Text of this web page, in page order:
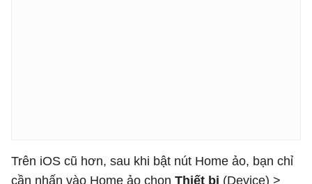
Trên iOS cũ hơn, sau khi bật nút Home ảo, bạn chỉ
cần nhấn vào Home ảo chọn Thiết bị (Device) >